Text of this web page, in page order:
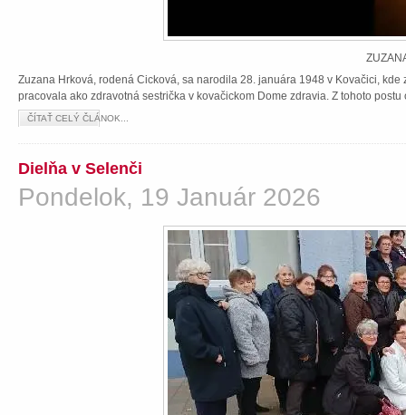
Zuzana Hrková, rodená Cicková, sa narodila 28. januára 1948 v Kovačici,
pracovala ako zdravotná sestrička v kovačickom Dome zdravia. Z tohoto
ČÍTAŤ CELÝ ČLÁNOK...
Dielňa v Selenči
Pondelok, 19 Január 2026